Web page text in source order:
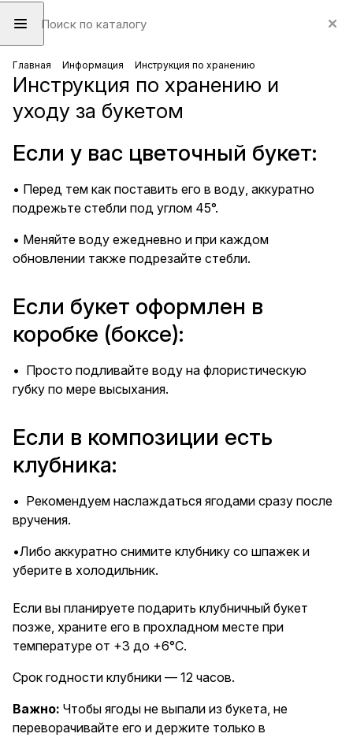
Главная Информация Инструкция по хранению
Инструкция по хранению и
уходу за букетом
Если у вас цветочный букет:
• Перед тем как поставить его в воду, аккуратно
подрежьте стебли под углом 45°.
• Меняйте воду ежедневно и при каждом
обновлении также подрезайте стебли.
Если букет оформлен в
коробке (боксе):
• Просто подливайте воду на флористическую
губку по мере высыхания.
Если в композиции есть
клубника:
• Рекомендуем наслаждаться ягодами сразу после
вручения.
•Либо аккуратно снимите клубнику со шпажек и
уберите в холодильник.
Если вы планируете подарить клубничный букет
позже, храните его в прохладном месте при
температуре от +3 до +6°C.
Срок годности клубники — 12 часов.
Важно: Чтобы ягоды не выпали из букета, не
переворачивайте его и держите только в